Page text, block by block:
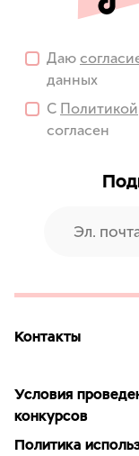
Даю
данных
С Политикой
согласен
Контакты
Условия
конкурсов
Политика